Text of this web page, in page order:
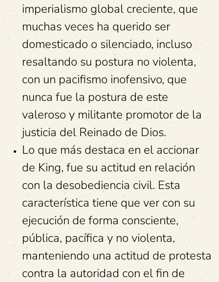
imperialismo global creciente, que
muchas veces ha querido ser
domesticado o silenciado, incluso
resaltando su postura no violenta,
con un pacifismo inofensivo, que
nunca fue la postura de este
valeroso y militante promotor de la
justicia del Reinado de Dios.
Lo que más destaca en el accionar
de King, fue su actitud en relación
con la desobediencia civil. Esta
característica tiene que ver con su
ejecución de forma consciente,
pública, pacífica y no violenta,
manteniendo una actitud de protesta
contra la autoridad con el fin de